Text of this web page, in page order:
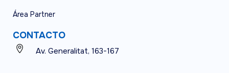
Área Partner
CONTACTO
Av. Generalitat, 163-167